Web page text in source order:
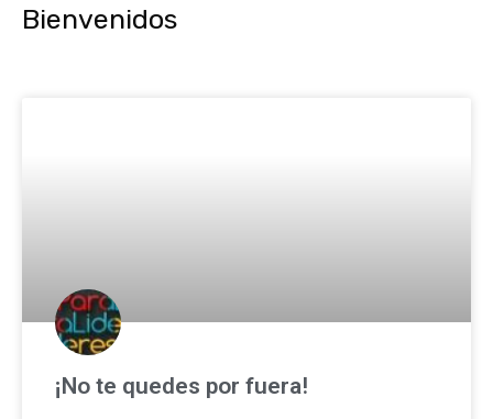
Bienvenidos
¡No te quedes por fuera!